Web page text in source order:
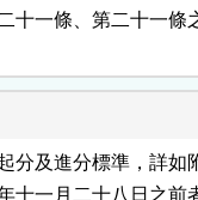
十一條、第二十一條
分及進分標準，詳如
十一月二十八日之前